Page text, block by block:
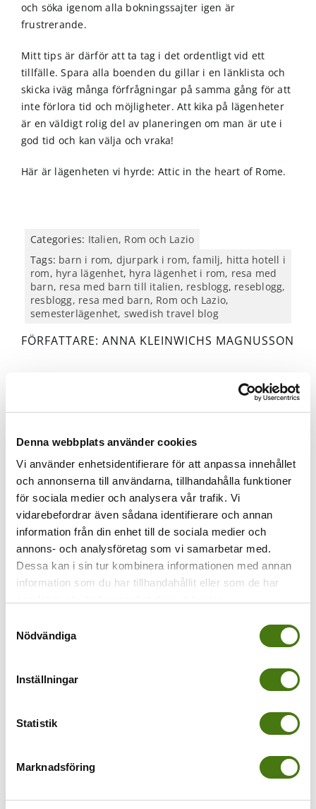
Denna webbplats använder cookies
Vi använder enhetsidentifierare för att anpassa innehållet
och annonserna till användarna, tillhandahålla funktioner
för sociala medier och analysera vår trafik. Vi
vidarebefordrar även sådana identifierare och annan
information från din enhet till de sociala medier och
annons- och analysföretag som vi samarbetar med.
Dessa kan i sin tur kombinera informationen med annan
information som du har tillhandahållit eller som de har
Nödvändiga
Inställningar
Statistik
Marknadsföring
och söka igenom alla bokningssajter igen är
frustrerande.
Mitt tips är därför att ta tag i det ordentligt vid ett
tillfälle. Spara alla boenden du gillar i en länklista och
skicka iväg många förfrågningar på samma gång för att
inte förlora tid och möjligheter. Att kika på lägenheter
är en väldigt rolig del av planeringen om man är ute i
god tid och kan välja och vraka!
Här är lägenheten vi hyrde: Attic in the heart of Rome.
Categories: Italien, Rom och Lazio
Tags: barn i rom, djurpark i rom,familj, hitta hotell i
rom, hyra lägenhet, hyra lägenhet i rom, resa med
barn, resa med barn till italien, resblogg, reseblogg,
resblogg, resa med barn, Rom och Lazio,
semesterlägenhet, swedish travel blog
FÖRFATTARE: ANNA KLEINWICHS MAGNUSSON
Dela inlägget
Related Posts
barn? Läs vad vi
4 december, 2016
Comments
till Venedig med
0
Comment